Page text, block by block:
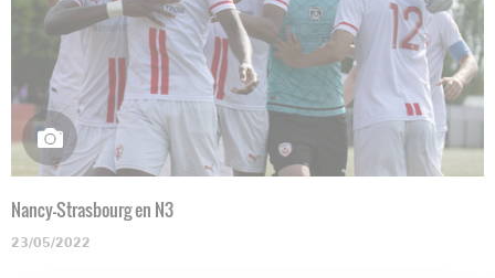
Nancy-Strasbourg en N3
23/05/2022